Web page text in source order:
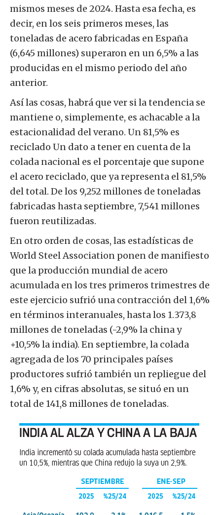
mismos meses de 2024. Hasta esa fecha, es
decir, en los seis primeros meses, las
toneladas de acero fabricadas en España
(6,645 millones) superaron en un 6,5% a las
producidas en el mismo periodo del año
anterior.
Así las cosas, habrá que ver si la tendencia se
mantiene o, simplemente, es achacable a la
estacionalidad del verano. Un 81,5% es
reciclado Un dato a tener en cuenta de la
colada nacional es el porcentaje que supone
el acero reciclado, que ya representa el 81,5%
del total. De los 9,252 millones de toneladas
fabricadas hasta septiembre, 7,541 millones
fueron reutilizadas.
En otro orden de cosas, las estadísticas de
World Steel Association ponen de manifiesto
que la producción mundial de acero
acumulada en los tres primeros trimestres de
este ejercicio sufrió una contracción del 1,6%
en términos interanuales, hasta los 1.373,8
millones de toneladas (-2,9% la china y
+10,5% la india). En septiembre, la colada
agregada de los 70 principales países
productores sufrió también un repliegue del
1,6% y, en cifras absolutas, se situó en un
total de 141,8 millones de toneladas.